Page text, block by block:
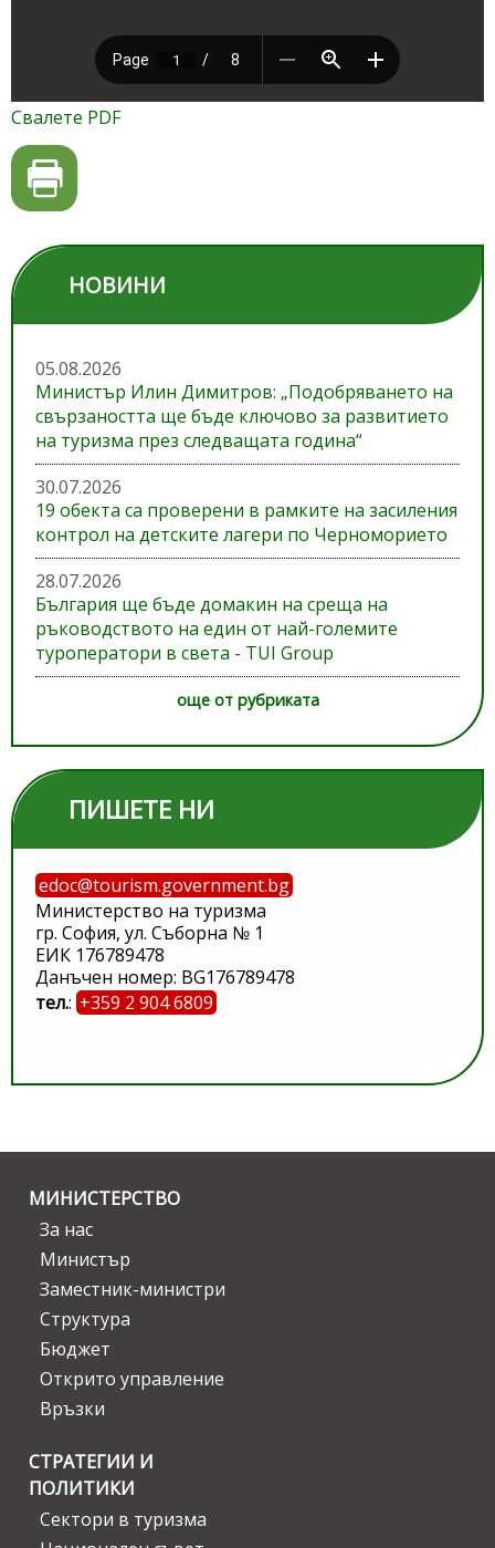
Свалете PDF
НОВИНИ
05.08.2026
Министър Илин Димитров: „Подобряването на
свързаността ще бъде ключово за развитието
на туризма през следващата година“
30.07.2026
19 обекта са проверени в рамките на засиления
контрол на детските лагери по Черноморието
28.07.2026
България ще бъде домакин на среща на
ръководството на един от най-големите
туроператори в света - TUI Group
още от рубриката
ПИШЕТЕ НИ
edoc@tourism.government.bg
Министерство на туризма
гр. София, ул. Съборна № 1
ЕИК 176789478
Данъчен номер: BG176789478
тел.: +359 2 904 6809
МИНИСТЕРСТВО
За нас
Министър
Заместник-министри
Структура
Бюджет
Открито управление
Връзки
СТРАТЕГИИ И
ПОЛИТИКИ
Сектори в туризма